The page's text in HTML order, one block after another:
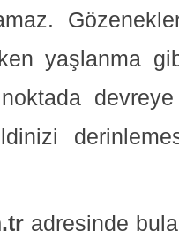
yaşlanma
adresinde